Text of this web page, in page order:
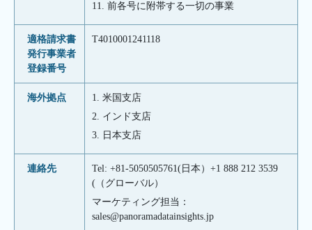
11. 前各号に附帯する一切の事業
適格請求書
発行事業者
登録番号
T4010001241118
海外拠点
1. 米国支店
2. インド支店
3. 日本支店
連絡先
Tel: +81-5050505761(日本）+1 888 212 3539
(（グローバル）
マーケティング担当：
sales@panoramadatainsights.jp